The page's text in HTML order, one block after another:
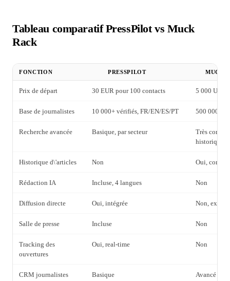
Tableau comparatif PressPilot vs Muck
Rack
FONCTION PRESSPILOT MUCK
Prix de départ 30 EUR pour 100 contacts 5 000 USD/
Base de journalistes 10 000+ vérifiés, FR/EN/ES/PT 500 000+
Recherche avancée Basique, par secteur
Très
historique
Historique d\'articles Non Oui,
Rédaction IA Incluse, 4 langues Non
Diffusion directe Oui, intégrée Non,
Salle de presse Incluse Non
Tracking des
ouvertures
Oui, real-time Non
CRM journalistes Basique Avancé